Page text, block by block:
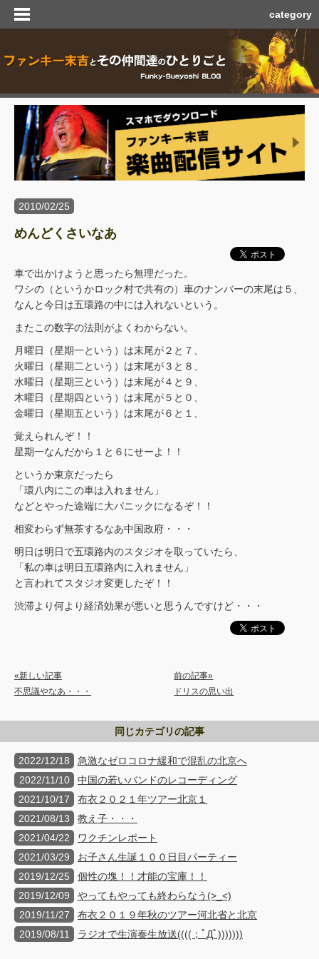
category
2010/02/25
めんどくさいなあ
車で出かけようと思ったら無理だった。
ワシの（というかロック村で共有の）車のナンバーの末尾は５、
なんと今日は五環路の中には入れないという。
またこの数字の法則がよくわからない。
月曜日（星期一という）は末尾が２と７、
火曜日（星期二という）は末尾が３と８、
水曜日（星期三という）は末尾が４と９、
木曜日（星期四という）は末尾が５と０、
金曜日（星期五という）は末尾が６と１、
覚えられんぞ！！
星期一なんだから１と６にせーよ！！
というか東京だったら
「環八内にこの車は入れません」
などとやった途端に大パニックになるぞ！！
相変わらず無茶するなあ中国政府・・・
明日は明日で五環路内のスタジオを取っていたら、
「私の車は明日五環路内に入れません」
と言われてスタジオ変更したぞ！！
渋滞より何より経済効果が悪いと思うんですけど・・・
«新しい記事
不思議やなあ・・・
前の記事»
ドリスの思い出
同じカテゴリの記事
2022/12/18
急激なゼロコロナ緩和で混乱の北京へ
2022/11/10
中国の若いバンドのレコーディング
2021/10/17
布衣２０２１年ツアー北京１
2021/08/13
教え子・・・
2021/04/22
ワクチンレポート
2021/03/29
お子さん生誕１００日目パーティー
2019/12/25
個性の塊！！才能の宝庫！！
2019/12/09
やってもやっても終わらなう(>_<)
2019/11/27
布衣２０１９年秋のツアー河北省と北京
2019/08/11
ラジオで生演奏生放送((((；ﾟДﾟ)))))))